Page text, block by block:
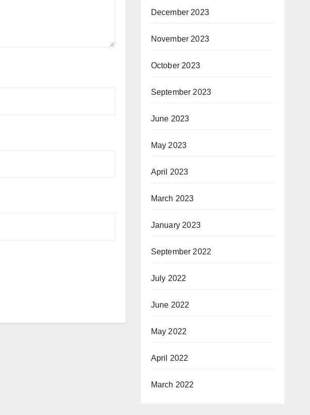
December 2023
November 2023
October 2023
September 2023
June 2023
May 2023
April 2023
March 2023
January 2023
September 2022
July 2022
June 2022
May 2022
April 2022
March 2022